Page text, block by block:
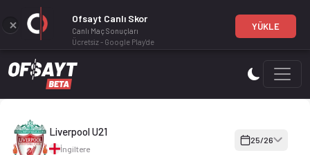
Liverpool U21 25-26 sezonu | EFL Trophy Kupası EFL
Liverpool U21
İngiltere
25/26
Ofsayt Canlı Skor
Canlı Maç Sonuçları
Ücretsiz - Google Play'de
YÜKLE